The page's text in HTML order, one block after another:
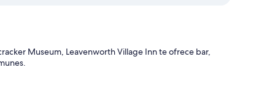
Museum, Leavenworth Village Inn te ofrece bar,